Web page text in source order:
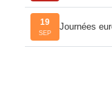
19
SEP
Journées